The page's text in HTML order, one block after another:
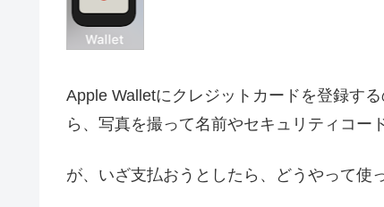
Apple Walletにクレジットカードを登録す
ら、写真を撮って名前やセキュリティコー
が、いざ支払おうとしたら、どうやって使